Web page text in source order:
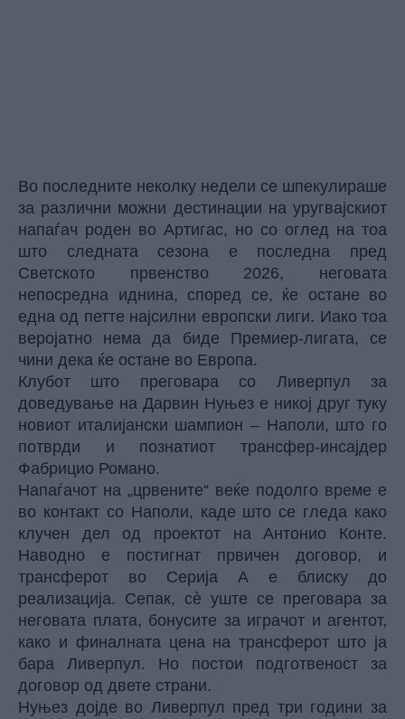
Во последните неколку недели се шпекулираше
за различни можни дестинации на уругвајскиот
напаѓач роден во Артигас, но со оглед на тоа
што следната сезона е последна пред
Светското првенство 2026, неговата
непосредна иднина, според се, ќе остане во
една од петте најсилни европски лиги. Иако тоа
веројатно нема да биде Премиер-лигата, се
чини дека ќе остане во Европа.
Клубот што преговара со Ливерпул за
доведување на Дарвин Нуњез е никој друг туку
новиот италијански шампион – Наполи, што го
потврди и познатиот трансфер-инсајдер
Фабрицио Романо.
Напаѓачот на „црвените“ веќе подолго време е
во контакт со Наполи, каде што се гледа како
клучен дел од проектот на Антонио Конте.
Наводно е постигнат првичен договор, и
трансферот во Серија А е блиску до
реализација. Сепак, сè уште се преговара за
неговата плата, бонусите за играчот и агентот,
како и финалната цена на трансферот што ја
бара Ливерпул. Но постои подготвеност за
договор од двете страни.
Нуњез дојде во Ливерпул пред три години за